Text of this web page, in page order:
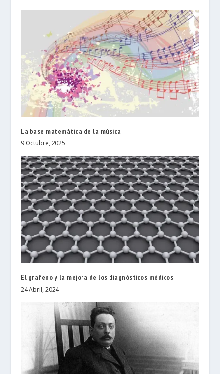
La base matemática de la música
9 Octubre, 2025
El grafeno y la mejora de los diagnósticos médicos
24 Abril, 2024